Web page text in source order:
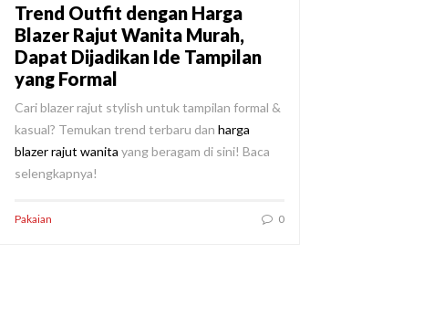
Trend Outfit dengan Harga
Blazer Rajut Wanita Murah,
Dapat Dijadikan Ide Tampilan
yang Formal
Cari blazer rajut stylish untuk tampilan formal &
kasual? Temukan trend terbaru dan harga
blazer rajut wanita yang beragam di sini! Baca
selengkapnya!
Pakaian 0